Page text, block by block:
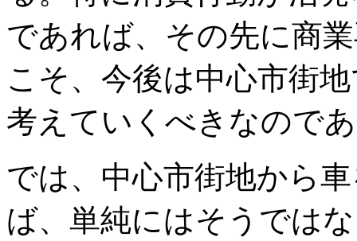
であれば、その先に商
こそ、今後は中心市街
考えていくべきなので
では、中心市街地から
ば、単純にはそうでは